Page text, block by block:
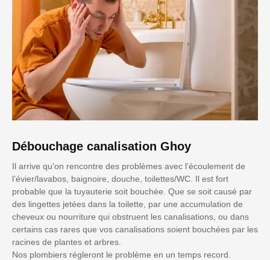
Débouchage canalisation Ghoy
Il arrive qu'on rencontre des problèmes avec l’écoulement de
l’évier/lavabos, baignoire, douche, toilettes/WC. Il est fort
probable que la tuyauterie soit bouchée. Que se soit causé par
des lingettes jetées dans la toilette, par une accumulation de
cheveux ou nourriture qui obstruent les canalisations, ou dans
certains cas rares que vos canalisations soient bouchées par les
racines de plantes et arbres.
Nos plombiers régleront le problème en un temps record.